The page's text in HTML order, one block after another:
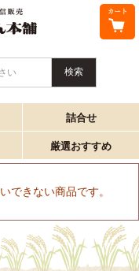
い
詰合せ
厳選おすすめ
できない商品です。